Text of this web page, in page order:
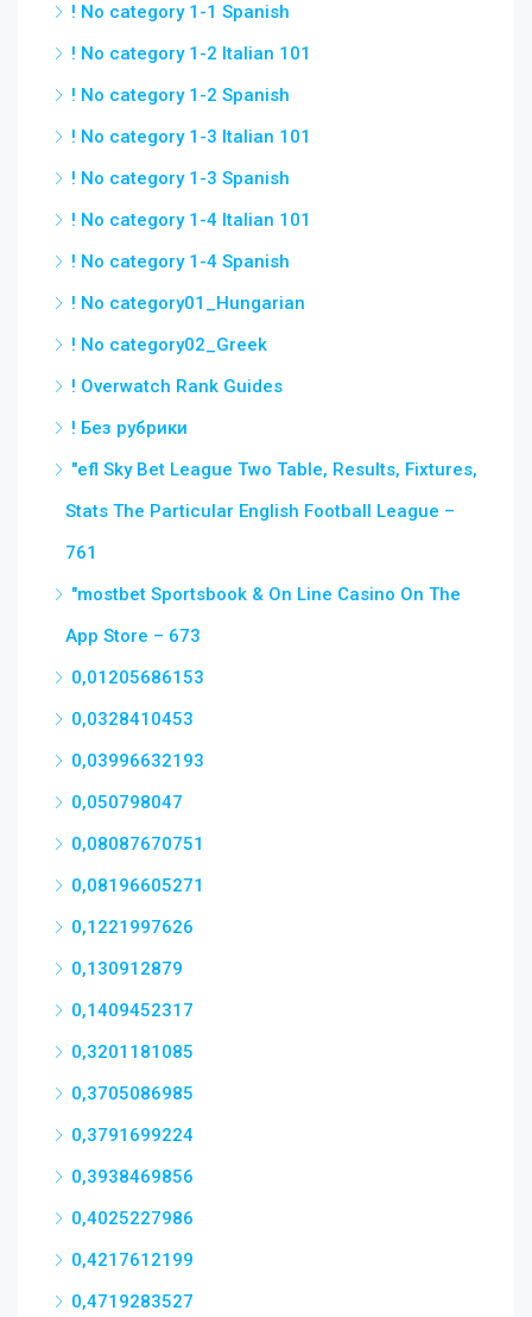
! No category 1-1 Spanish
! No category 1-2 Italian 101
! No category 1-2 Spanish
! No category 1-3 Italian 101
! No category 1-3 Spanish
! No category 1-4 Italian 101
! No category 1-4 Spanish
! No category01_Hungarian
! No category02_Greek
! Overwatch Rank Guides
! Без рубрики
"efl Sky Bet League Two Table, Results, Fixtures,
Stats The Particular English Football League –
761
"‎mostbet Sportsbook & On Line Casino On The
App Store – 673
0,01205686153
0,0328410453
0,03996632193
0,050798047
0,08087670751
0,08196605271
0,1221997626
0,130912879
0,1409452317
0,3201181085
0,3705086985
0,3791699224
0,3938469856
0,4025227986
0,4217612199
0,4719283527